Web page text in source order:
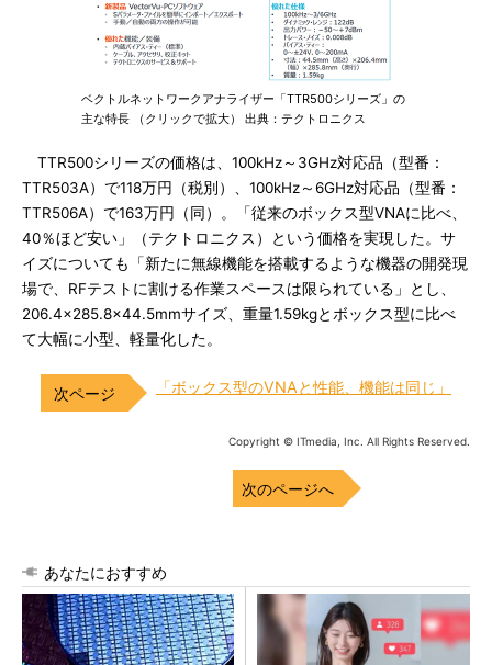
ベクトルネットワークアナライザー「TTR500シリーズ」の
主な特長 （クリックで拡大） 出典：テクトロニクス
TTR500シリーズの価格は、100kHz～3GHz対応品（型番：
TTR503A）で118万円（税別）、100kHz～6GHz対応品（型番：
TTR506A）で163万円（同）。「従来のボックス型VNAに比べ、
40％ほど安い」（テクトロニクス）という価格を実現した。サ
イズについても「新たに無線機能を搭載するような機器の開発現
場で、RFテストに割ける作業スペースは限られている」とし、
206.4×285.8×44.5mmサイズ、重量1.59kgとボックス型に比べ
て大幅に小型、軽量化した。
「ボックス型のVNAと性能、機能は同じ」
Copyright © ITmedia, Inc. All Rights Reserved.
次のページへ
あなたにおすすめ